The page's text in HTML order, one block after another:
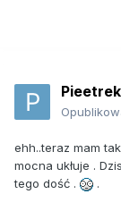
Pieetrek
ehh..teraz mam
mocna ukłuje .
tego dość .
.